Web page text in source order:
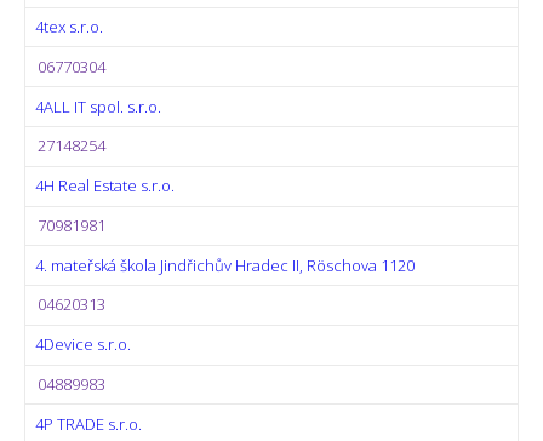
4tex s.r.o.
06770304
4ALL IT spol. s.r.o.
27148254
4H Real Estate s.r.o.
70981981
4. mateřská škola Jindřichův Hradec II, Röschova 1120
04620313
4Device s.r.o.
04889983
4P TRADE s.r.o.